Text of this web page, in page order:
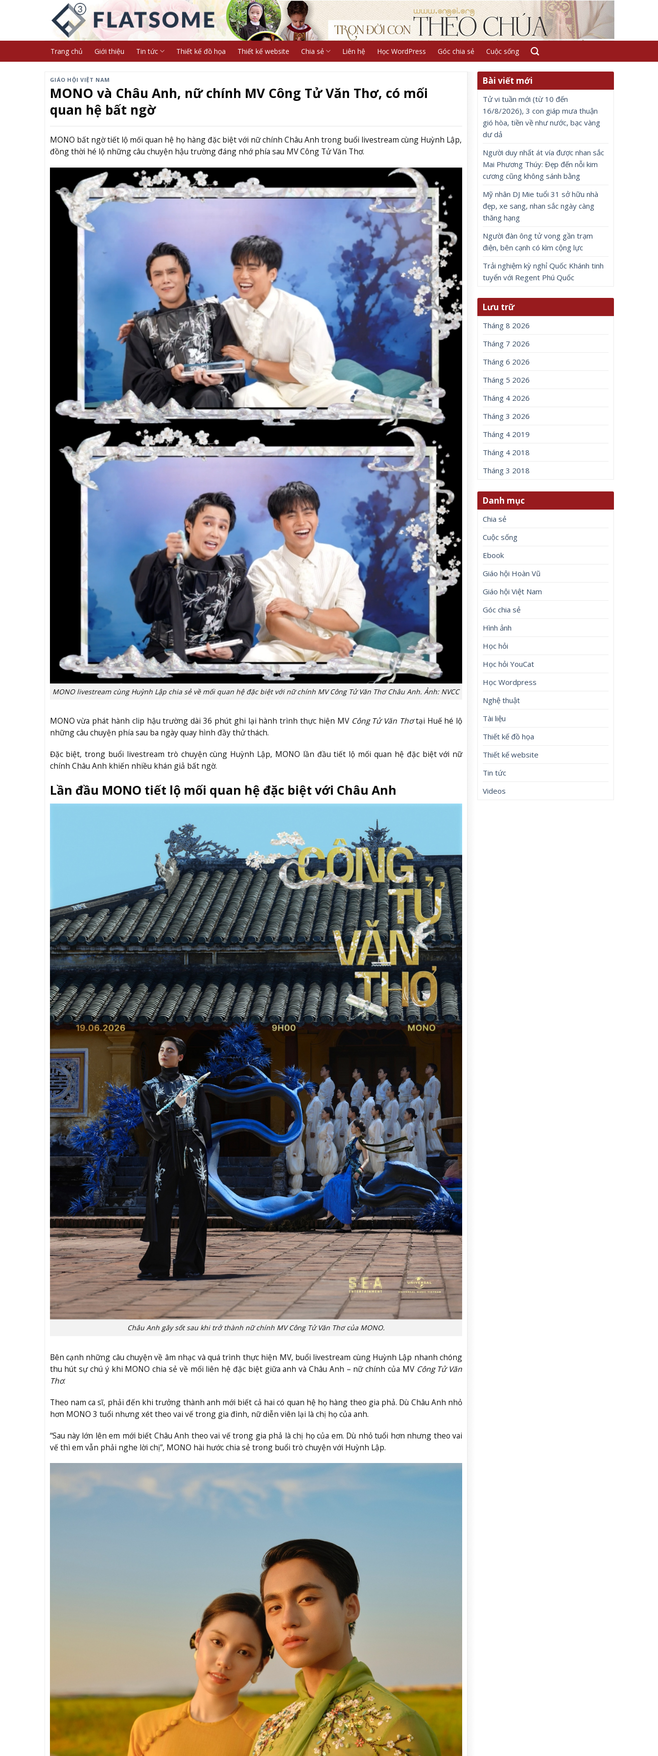
Trang chủ Giới thiệu Tin tức Thiết kế đồ họa Thiết kế website Chia sẻ Liên hệ Học WordPress Góc chia sẻ Cuộc sống
GIÁO HỘI VIỆT NAM
MONO và Châu Anh, nữ chính MV Công Tử Văn Thơ, có mối
quan hệ bất ngờ
MONO bất ngờ tiết lộ mối quan hệ họ hàng đặc biệt với nữ chính Châu Anh trong buổi livestream cùng Huỳnh Lập,
đồng thời hé lộ những câu chuyện hậu trường đáng nhớ phía sau MV Công Tử Văn Thơ.
MONO livestream cùng Huỳnh Lập chia sẻ về mối quan hệ đặc biệt với nữ chính MV Công Tử Văn Thơ Châu Anh. Ảnh: NVCC
MONO vừa phát hành clip hậu trường dài 36 phút ghi lại hành trình thực hiện MV Công Tử Văn Thơtại Huế hé lộ
những câu chuyện phía sau ba ngày quay hình đầy thử thách.
Đặc biệt, trong buổi livestream trò chuyện cùng Huỳnh Lập, MONO lần đầu tiết lộ mối quan hệ đặc biệt với nữ
chính Châu Anh khiến nhiều khán giả bất ngờ.
Lần đầu MONO tiết lộ mối quan hệ đặc biệt với Châu Anh
Châu Anh gây sốt sau khi trở thành nữ chính MV Công Tử Văn Thơ của MONO.
Bên cạnh những câu chuyện về âm nhạc và quá trình thực hiện MV, buổi livestream cùng Huỳnh Lập nhanh chóng
thu hút sự chú ý khi MONO chia sẻ về mối liên hệ đặc biệt giữa anh và Châu Anh – nữ chính của MV Công Tử Văn
Thơ.
Theo nam ca sĩ, phải đến khi trưởng thành anh mới biết cả hai có quan hệ họ hàng theo gia phả. Dù Châu Anh nhỏ
hơn MONO 3 tuổi nhưng xét theo vai vế trong gia đình, nữ diễn viên lại là chị họ của anh.
“Sau này lớn lên em mới biết Châu Anh theo vai vế trong gia phả là chị họ của em. Dù nhỏ tuổi hơn nhưng theo vai
vế thì em vẫn phải nghe lời chị”, MONO hài hước chia sẻ trong buổi trò chuyện với Huỳnh Lập.
Bài viết mới
Tử vi tuần mới (từ 10 đến
16/8/2026), 3 con giáp mưa thuận
gió hòa, tiền về như nước, bạc vàng
dư dả
Người duy nhất át vía được nhan sắc
Mai Phương Thúy: Đẹp đến nỗi kim
cương cũng không sánh bằng
Mỹ nhân DJ Mie tuổi 31 sở hữu nhà
đẹp, xe sang, nhan sắc ngày càng
thăng hạng
Người đàn ông tử vong gần trạm
điện, bên cạnh có kìm cộng lực
Trải nghiệm kỳ nghỉ Quốc Khánh tinh
tuyển với Regent Phú Quốc
Lưu trữ
Tháng 8 2026
Tháng 7 2026
Tháng 6 2026
Tháng 5 2026
Tháng 4 2026
Tháng 3 2026
Tháng 4 2019
Tháng 4 2018
Tháng 3 2018
Danh mục
Chia sẻ
Cuộc sống
Ebook
Giáo hội Hoàn Vũ
Giáo hội Việt Nam
Góc chia sẻ
Hình ảnh
Học hỏi
Học hỏi YouCat
Học Wordpress
Nghệ thuật
Tài liệu
Thiết kế đồ họa
Thiết kế website
Tin tức
Videos